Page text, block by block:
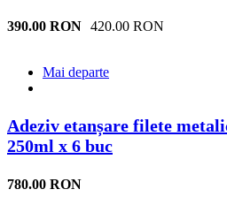
390.00 RON 420.00 RON
Mai departe
Adeziv etanșare filete
250ml x 6 buc
780.00 RON